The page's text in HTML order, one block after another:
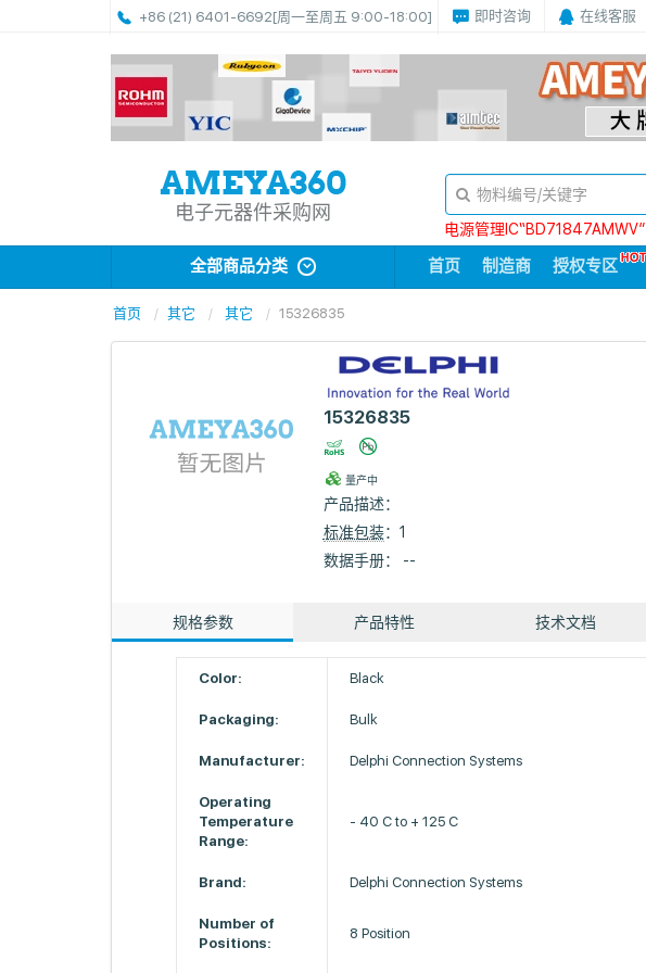
+86 (21) 6401-6692[周一至周五 9:00-18:00] 即时咨询 在线客服
电子元器件采购网
电源管理IC“BD71847AMWV”
全部商品分类 首页 制造商 授权专区
首页 其它 其它 15326835
15326835
量产中
产品描述：
标准包装：1
数据手册： --
规格参数 产品特性 技术文档
Color: Black
Packaging: Bulk
Manufacturer: Delphi Connection Systems
Operating
Temperature
Range:
- 40 C to + 125 C
Brand: Delphi Connection Systems
Number of
Positions:
8 Position